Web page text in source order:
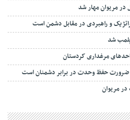
در مریوان مهار شد
و راهبردی در مقابل دشمن است
مریوان